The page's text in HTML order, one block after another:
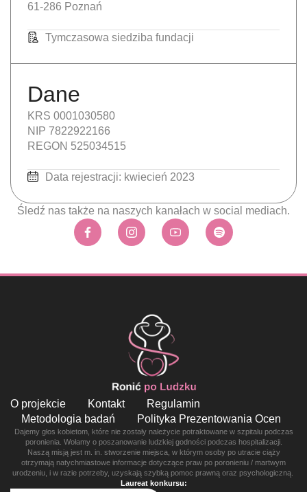
61-286 Poznań
Tymczasowa siedziba fundacji
Dane
KRS 0001030580
NIP 7822922166
REGON 525034515
Data rejestracji: kwiecień 2023
Śledź nas także na naszych kanałach w social mediach.
O projekcie Kontakt
Regulamin
Metodologia badań
Polityka Prezentowania Ocen
Dajemy głos kobietom, które nie zostały należycie potraktowane w szpitalu podczas
poronienia. Wołamy o poszanowanie ludzkiej godności podczas hospitalizacji.
Naszą misją jest m. in. stworzenie miejsca, w którym osoby po utracie ciąży
otrzymają natychmiastowe informacje dotyczące praw po poronieniu / martwym
urodzeniu, i w razie potrzeby, uzyskają szybką pomoc prawną oraz psychologiczną.
Laureat konkursu: